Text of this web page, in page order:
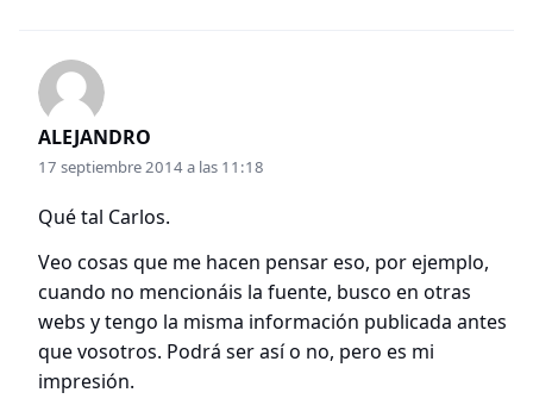
ALEJANDRO
17 septiembre 2014 a las 11:18
Qué tal Carlos.
Veo cosas que me hacen pensar eso, por ejemplo,
cuando no mencionáis la fuente, busco en otras
webs y tengo la misma información publicada antes
que vosotros. Podrá ser así o no, pero es mi
impresión.